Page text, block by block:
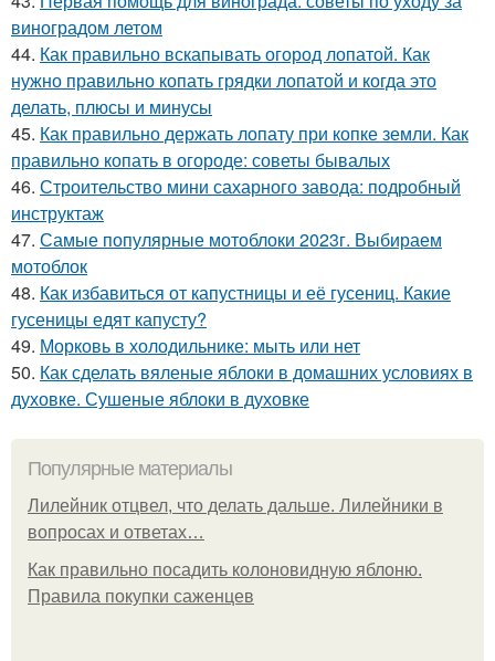
виноградом летом
44. Как правильно вскапывать огород лопатой. Как
нужно правильно копать грядки лопатой и когда это
делать, плюсы и минусы
45. Как правильно держать лопату при копке земли. Как
правильно копать в огороде: советы бывалых
46. Строительство мини сахарного завода: подробный
инструктаж
47. Самые популярные мотоблоки 2023г. Выбираем
мотоблок
48. Как избавиться от капустницы и её гусениц. Какие
гусеницы едят капусту?
49. Морковь в холодильнике: мыть или нет
50. Как сделать вяленые яблоки в домашних условиях в
духовке. Сушеные яблоки в духовке
Популярные материалы
Лилейник отцвел, что делать дальше. Лилейники в
вопросах и ответах…
Как правильно посадить колоновидную яблоню.
Правила покупки саженцев